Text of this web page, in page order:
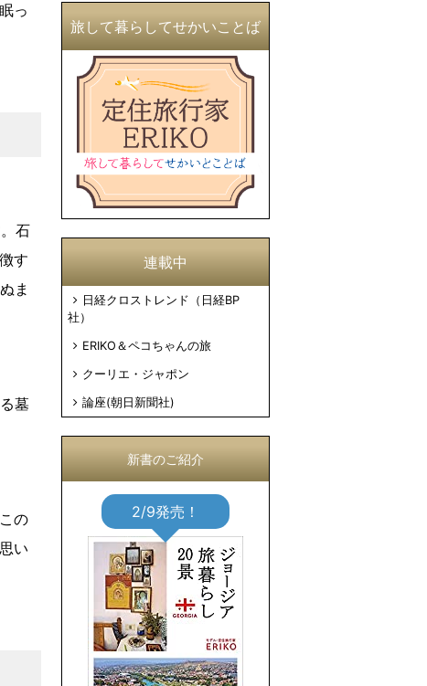
っ
石
す
ま
墓
の
い
旅して暮らしてせかいことば
連載中
日経クロストレンド（日経BP
社）
ERIKO＆ペコちゃんの旅
クーリエ・ジャポン
論座(朝日新聞社)
新書のご紹介
2/9発売！